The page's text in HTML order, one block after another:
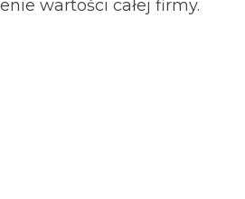
wartości całej firmy.